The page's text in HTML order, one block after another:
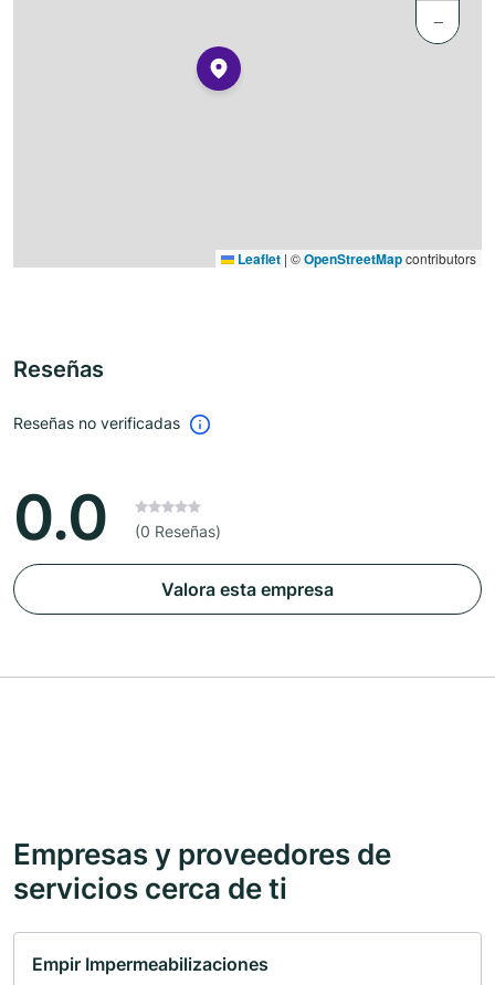
−
Leaflet | ©OpenStreetMapcontributors
Reseñas
Reseñas no verificadas
0.0 (0 Reseñas)
Valora esta empresa
Empresas y proveedores de
servicios cerca de ti
Empir Impermeabilizaciones